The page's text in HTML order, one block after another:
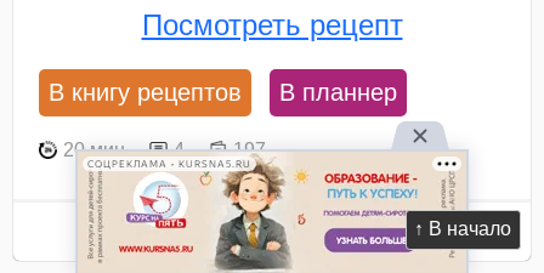
↑ В начало
Посмотреть рецепт
В книгу рецептов В планнер
20 мин 4 197
Ингредиенты
СОЦРЕКЛАМА • KURSNA5.RU